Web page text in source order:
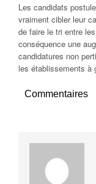
Les candidats
vraiment cibler leur
de faire le tri entre
conséquence une
candidatures non
les établissements à
Commentaires